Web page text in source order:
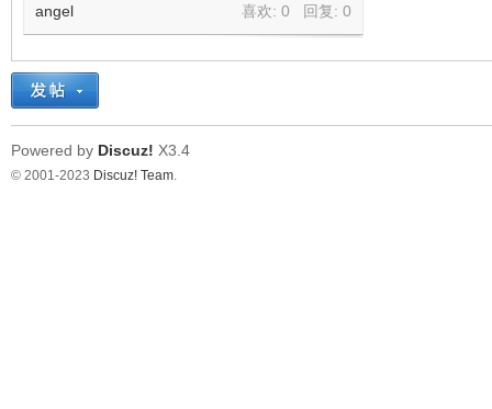
喜欢: 0 回复: 0
angel
Powered by Discuz! X3.4
© 2001-2023 Discuz! Team.